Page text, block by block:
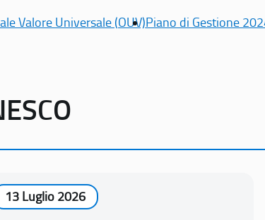
Valore Universale (OUV)Piano di Gestione
13 Luglio 2026